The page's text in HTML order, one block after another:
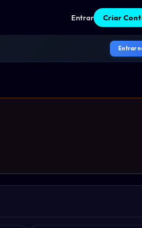
Entrar Criar
Entrar